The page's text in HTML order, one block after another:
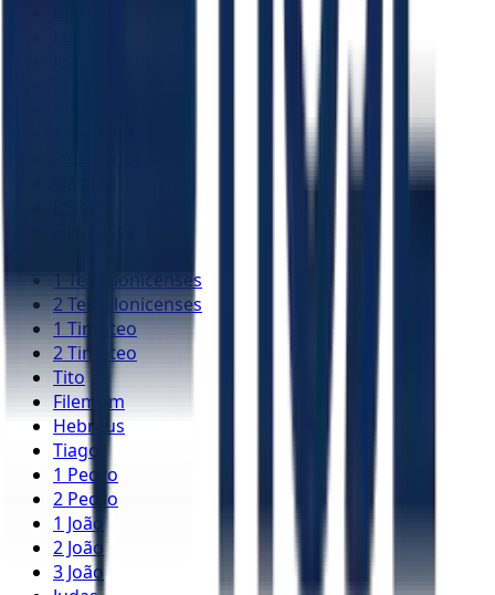
1 Tessalonicenses
2 Tessalonicenses
1 Timóteo
2 Timóteo
Tito
Filemom
Hebreus
Tiago
1 Pedro
2 Pedro
1 João
2 João
3 João